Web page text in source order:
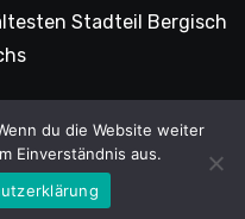
Stadteil Bergisch
Rechte vorbehalten.
|
.
du die Website weiter
Einverständnis aus.